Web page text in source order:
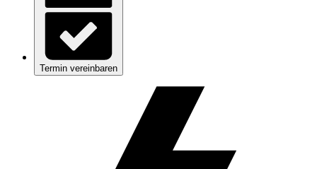
Termin vereinbaren